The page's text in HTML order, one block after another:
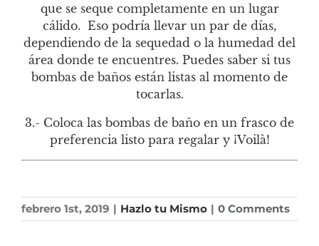
que se seque completamente en un lugar
cálido. Eso podría llevar un par de días,
dependiendo de la sequedad o la humedad del
área donde te encuentres. Puedes saber si tus
bombas de baños están listas al momento de
tocarlas.
3.- Coloca las bombas de baño en un frasco de
preferencia listo para regalar y ¡Voilà!
febrero 1st, 2019 | Hazlo tu Mismo | 0 Comments